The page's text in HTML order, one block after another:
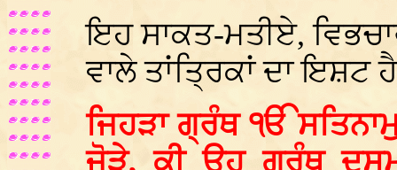
ਇਹ ਸਾਕਤ-ਮਤੀਏ,
ਵਾਲੇ ਤਾਂਤ੍ਰਿਕਾਂ ਦਾ ਇਸ਼ਟ
ਜਿਹੜਾ ਗ੍ਰੰਥ ੴ
ਜੋੜੇ, ਕੀ ਉਹ ਗ੍ਰੰਥ